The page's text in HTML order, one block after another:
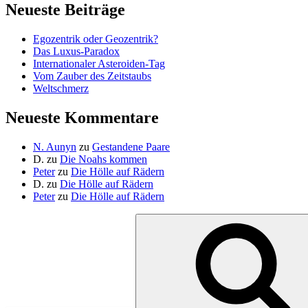
Neueste Beiträge
Egozentrik oder Geozentrik?
Das Luxus-Paradox
Internationaler Asteroiden-Tag
Vom Zauber des Zeitstaubs
Weltschmerz
Neueste Kommentare
N. Aunyn zu Gestandene Paare
D. zu Die Noahs kommen
Peterzu Die Hölle auf Rädern
D. zu Die Hölle auf Rädern
Peterzu Die Hölle auf Rädern